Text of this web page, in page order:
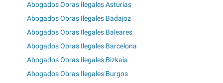
Abogados Obras Ilegales Asturias
Abogados Obras Ilegales Badajoz
Abogados Obras Ilegales Baleares
Abogados Obras Ilegales Barcelona
Abogados Obras Ilegales Bizkaia
Abogados Obras Ilegales Burgos